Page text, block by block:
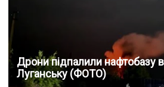
Дрони підпалили нафтобазу
Луганську (ФОТО)